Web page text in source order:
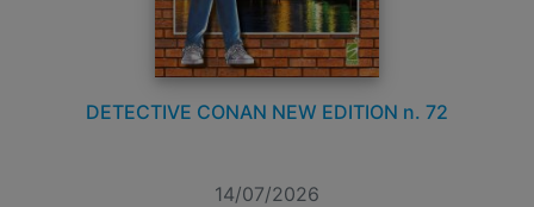
DETECTIVE CONAN NEW EDITION n. 72
14/07/2026